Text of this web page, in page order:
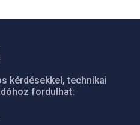
kérdésekkel, technikai
fordulhat: